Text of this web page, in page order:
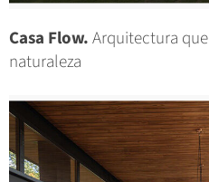
Casa Flow.Arquitectura
naturaleza